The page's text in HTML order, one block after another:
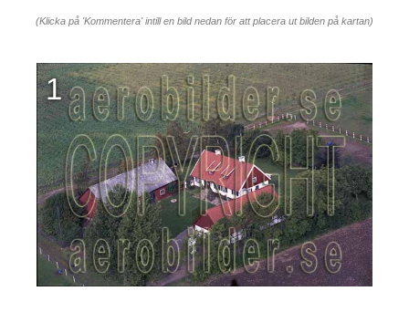
(Klicka på 'Kommentera' intill en bild nedan för att placera ut bilden på kartan)
1